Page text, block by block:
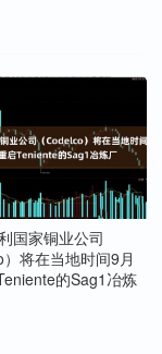
国家铜业公司
）将在当地时间9月
的Sag1冶炼